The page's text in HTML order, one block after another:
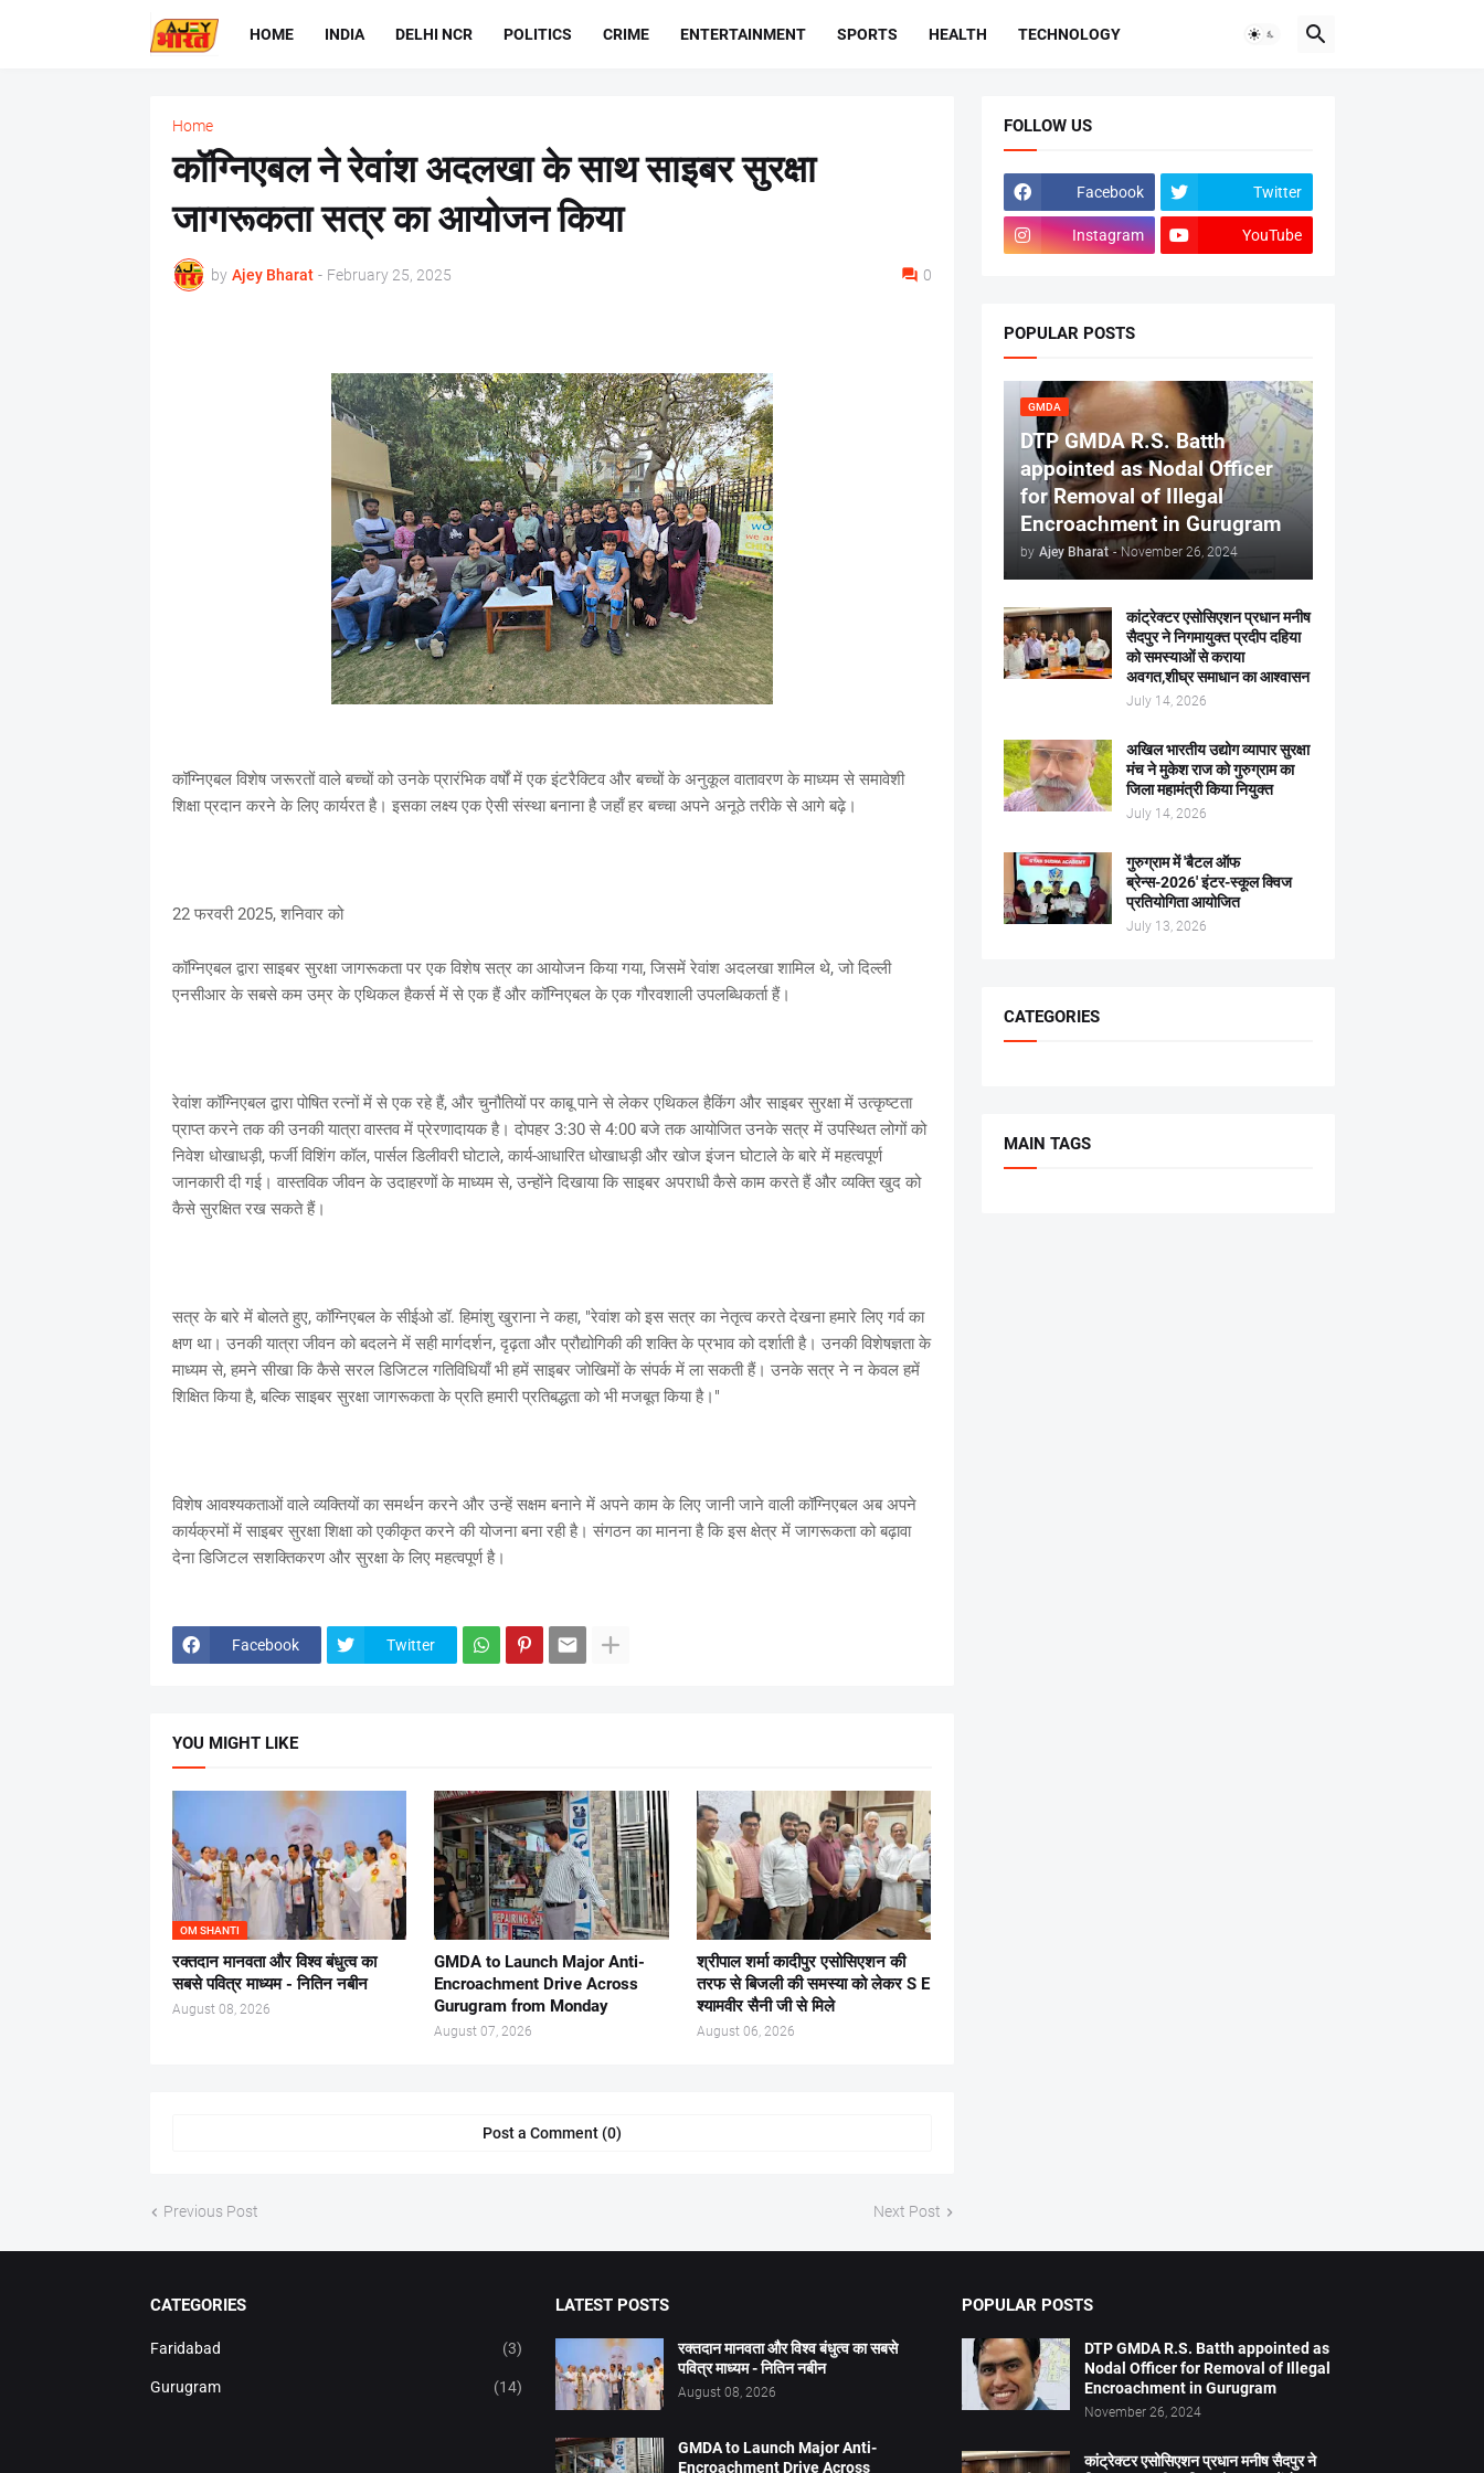
HOME INDIA DELHI NCR POLITICS CRIME ENTERTAINMENT SPORTS HEALTH TECHNOLOGY
Home
कॉग्निएबल ने रेवांश अदलखा के साथ साइबर सुरक्षा
जागरूकता सत्र का आयोजन किया
by Ajey Bharat - February 25, 2025 0
कॉग्निएबल विशेष जरूरतों वाले बच्चों को उनके प्रारंभिक वर्षों में एक इंटरैक्टिव और बच्चों के अनुकूल वातावरण के माध्यम से समावेशी
शिक्षा प्रदान करने के लिए कार्यरत है। इसका लक्ष्य एक ऐसी संस्था बनाना है जहाँ हर बच्चा अपने अनूठे तरीके से आगे बढ़े।
22 फरवरी 2025, शनिवार को
कॉग्निएबल द्वारा साइबर सुरक्षा जागरूकता पर एक विशेष सत्र का आयोजन किया गया, जिसमें रेवांश अदलखा शामिल थे, जो दिल्ली
एनसीआर के सबसे कम उम्र के एथिकल हैकर्स में से एक हैं और कॉग्निएबल के एक गौरवशाली उपलब्धिकर्ता हैं।
रेवांश कॉग्निएबल द्वारा पोषित रत्नों में से एक रहे हैं, और चुनौतियों पर काबू पाने से लेकर एथिकल हैकिंग और साइबर सुरक्षा में उत्कृष्टता
प्राप्त करने तक की उनकी यात्रा वास्तव में प्रेरणादायक है। दोपहर 3:30 से 4:00 बजे तक आयोजित उनके सत्र में उपस्थित लोगों को
निवेश धोखाधड़ी, फर्जी विशिंग कॉल, पार्सल डिलीवरी घोटाले, कार्य-आधारित धोखाधड़ी और खोज इंजन घोटाले के बारे में महत्वपूर्ण
जानकारी दी गई। वास्तविक जीवन के उदाहरणों के माध्यम से, उन्होंने दिखाया कि साइबर अपराधी कैसे काम करते हैं और व्यक्ति खुद को
कैसे सुरक्षित रख सकते हैं।
सत्र के बारे में बोलते हुए, कॉग्निएबल के सीईओ डॉ. हिमांशु खुराना ने कहा, "रेवांश को इस सत्र का नेतृत्व करते देखना हमारे लिए गर्व का
क्षण था। उनकी यात्रा जीवन को बदलने में सही मार्गदर्शन, दृढ़ता और प्रौद्योगिकी की शक्ति के प्रभाव को दर्शाती है। उनकी विशेषज्ञता के
माध्यम से, हमने सीखा कि कैसे सरल डिजिटल गतिविधियाँ भी हमें साइबर जोखिमों के संपर्क में ला सकती हैं। उनके सत्र ने न केवल हमें
शिक्षित किया है, बल्कि साइबर सुरक्षा जागरूकता के प्रति हमारी प्रतिबद्धता को भी मजबूत किया है।"
विशेष आवश्यकताओं वाले व्यक्तियों का समर्थन करने और उन्हें सक्षम बनाने में अपने काम के लिए जानी जाने वाली कॉग्निएबल अब अपने
कार्यक्रमों में साइबर सुरक्षा शिक्षा को एकीकृत करने की योजना बना रही है। संगठन का मानना है कि इस क्षेत्र में जागरूकता को बढ़ावा
देना डिजिटल सशक्तिकरण और सुरक्षा के लिए महत्वपूर्ण है।
Facebook Twitter
YOU MIGHT LIKE
OM SHANTI
रक्तदान मानवता और विश्व बंधुत्व का
सबसे पवित्र माध्यम - नितिन नबीन
August 08, 2026
GMDA to Launch Major Anti-
Encroachment Drive Across
Gurugram from Monday
August 07, 2026
श्रीपाल शर्मा कादीपुर एसोसिएशन की
तरफ से बिजली की समस्या को लेकर S E
श्यामवीर सैनी जी से मिले
August 06, 2026
Post a Comment (0)
Previous Post Next Post
FOLLOW US
Facebook Twitter
Instagram YouTube
POPULAR POSTS
GMDA
DTP GMDA R.S. Batth
appointed as Nodal Officer
for Removal of Illegal
Encroachment in Gurugram
by Ajey Bharat - November 26, 2024
कांट्रेक्टर एसोसिएशन प्रधान मनीष
सैदपुर ने निगमायुक्त प्रदीप दहिया
को समस्याओं से कराया
अवगत,शीघ्र समाधान का आश्वासन
July 14, 2026
अखिल भारतीय उद्योग व्यापार सुरक्षा
मंच ने मुकेश राज को गुरुग्राम का
जिला महामंत्री किया नियुक्त
July 14, 2026
गुरुग्राम में 'बैटल ऑफ
ब्रेन्स-2026' इंटर-स्कूल क्विज
प्रतियोगिता आयोजित
July 13, 2026
CATEGORIES
MAIN TAGS
CATEGORIES
Faridabad (3)
Gurugram (14)
LATEST POSTS
रक्तदान मानवता और विश्व बंधुत्व का सबसे
पवित्र माध्यम - नितिन नबीन
August 08, 2026
GMDA to Launch Major Anti-
Encroachment Drive Across
POPULAR POSTS
DTP GMDA R.S. Batth appointed as
Nodal Officer for Removal of Illegal
Encroachment in Gurugram
November 26, 2024
कांट्रेक्टर एसोसिएशन प्रधान मनीष सैदपुर ने